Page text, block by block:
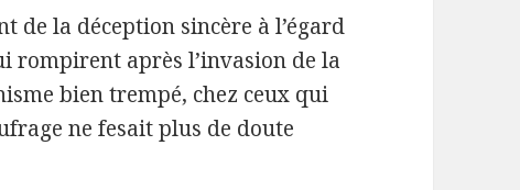
de la déception sincère à l’égard
rompirent après l’invasion de la
bien trempé, chez ceux qui
ne fesait plus de doute